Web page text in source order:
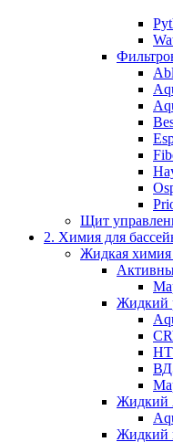
Щит
2. Химия для
Жидкая химия
Жидкий
Жидкий
Жидкий